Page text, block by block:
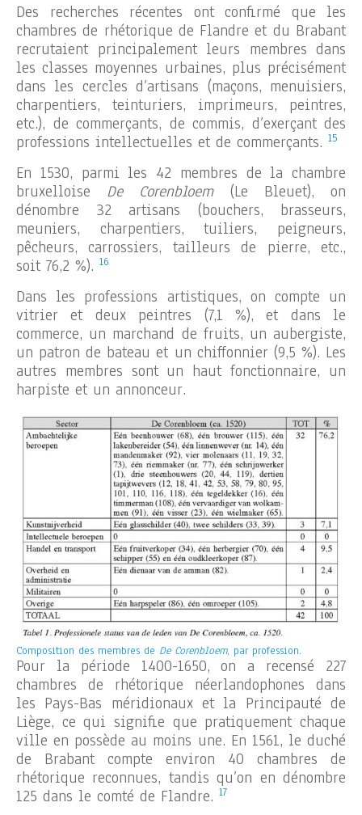
Des recherches récentes ont confirmé que les
chambres de rhétorique de Flandre et du Brabant
recrutaient principalement leurs membres dans
les classes moyennes urbaines, plus précisément
dans les cercles d’artisans (maçons, menuisiers,
charpentiers, teinturiers, imprimeurs, peintres,
etc.), de commerçants, de commis, d’exerçant des
professions intellectuelles et de commerçants. 15
En 1530, parmi les 42 membres de la chambre
bruxelloise De Corenbloem(Le Bleuet), on
dénombre 32 artisans (bouchers, brasseurs,
meuniers, charpentiers, tuiliers, peigneurs,
pêcheurs, carrossiers, tailleurs de pierre, etc.,
soit 76,2 %). 16
Dans les professions artistiques, on compte un
vitrier et deux peintres (7,1 %), et dans le
commerce, un marchand de fruits, un aubergiste,
un patron de bateau et un chiffonnier (9,5 %). Les
autres membres sont un haut fonctionnaire, un
harpiste et un annonceur.
Composition des membres de De Corenbloem, par profession.
Pour la période 1400-1650, on a recensé 227
chambres de rhétorique néerlandophones dans
les Pays-Bas méridionaux et la Principauté de
Liège, ce qui signifie que pratiquement chaque
ville en possède au moins une. En 1561, le duché
de Brabant compte environ 40 chambres de
rhétorique reconnues, tandis qu’on en dénombre
125 dans le comté de Flandre. 17